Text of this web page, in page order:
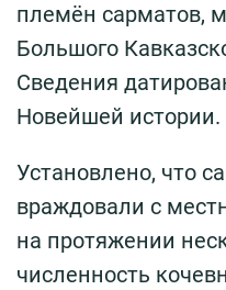
племён сарматов,
Большого
Сведения
Новейшей истории.
Установлено, что
враждовали с
на протяжении
численность